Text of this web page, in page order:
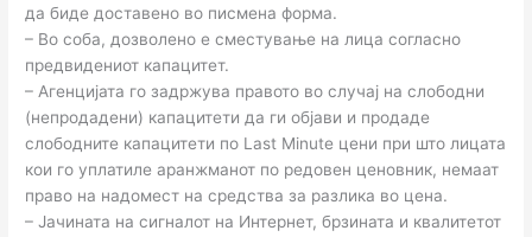
да биде доставено во писмена форма.
– Во соба, дозволено е сместување на лица согласно
предвидениот капацитет.
– Агенцијата го задржува правото во случај на слободни
(непродадени) капацитети да ги објави и продаде
слободните капацитети по Last Minute цени при што лицата
кои го уплатиле аранжманот по редовен ценовник, немаат
право на надомест на средства за разлика во цена.
– Јачината на сигналот на Интернет, брзината и квалитетот